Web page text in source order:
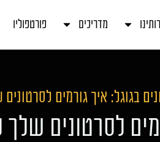
מדריכים פורטפוליו
בגוגל: איך גורמים
לסרטונים